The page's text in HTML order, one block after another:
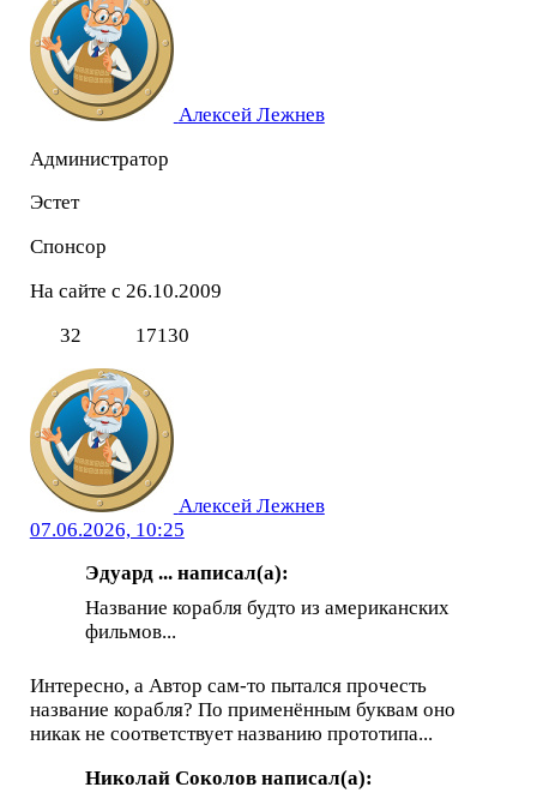
Алексей Лежнев
Администратор
Эстет
Спонсор
На сайте с 26.10.2009
32
17130
Алексей Лежнев
07.06.2026, 10:25
Эдуард ... написал(а):
Название корабля будто из американских
фильмов...
Интересно, а Автор сам-то пытался прочесть
название корабля? По применённым буквам оно
никак не соответствует названию прототипа...
Николай Соколов написал(а):